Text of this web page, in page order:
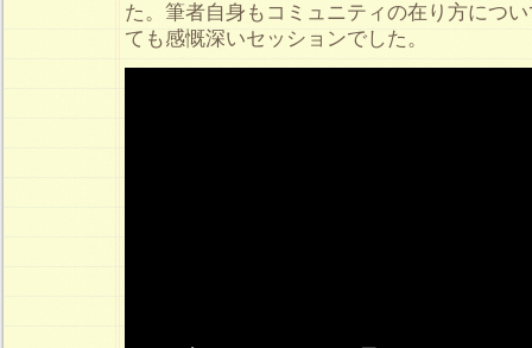
た。筆者自身もコミュニティの在り方につ
ても感慨深いセッションでした。